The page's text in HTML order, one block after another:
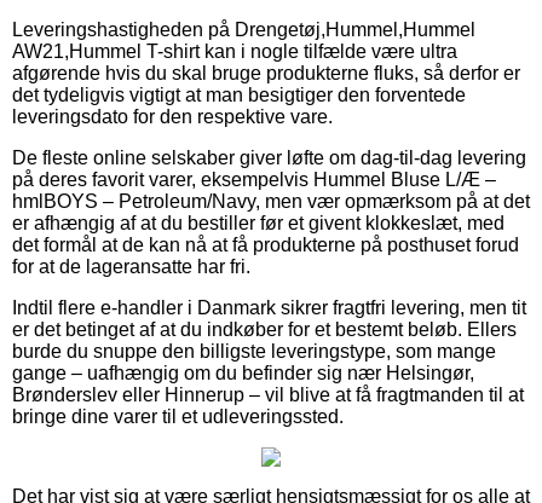
Leveringshastigheden på Drengetøj,Hummel,Hummel
AW21,Hummel T-shirt kan i nogle tilfælde være ultra
afgørende hvis du skal bruge produkterne fluks, så derfor er
det tydeligvis vigtigt at man besigtiger den forventede
leveringsdato for den respektive vare.
De fleste online selskaber giver løfte om dag-til-dag levering
på deres favorit varer, eksempelvis Hummel Bluse L/Æ –
hmlBOYS – Petroleum/Navy, men vær opmærksom på at det
er afhængig af at du bestiller før et givent klokkeslæt, med
det formål at de kan nå at få produkterne på posthuset forud
for at de lageransatte har fri.
Indtil flere e-handler i Danmark sikrer fragtfri levering, men tit
er det betinget af at du indkøber for et bestemt beløb. Ellers
burde du snuppe den billigste leveringstype, som mange
gange – uafhængig om du befinder sig nær Helsingør,
Brønderslev eller Hinnerup – vil blive at få fragtmanden til at
bringe dine varer til et udleveringssted.
Det har vist sig at være særligt hensigtsmæssigt for os alle at